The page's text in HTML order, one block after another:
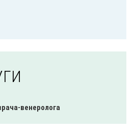
венеролога